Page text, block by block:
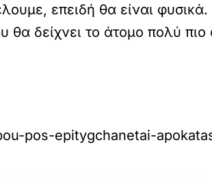
επειδή θα είναι
δείχνει το άτομο πολύ
pos-epitygchanetai-